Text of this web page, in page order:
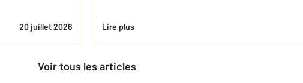
20 juillet 2026 Lire plus
Voir tous les articles